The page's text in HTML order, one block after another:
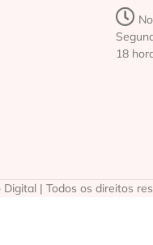
18
| Todos os direitos